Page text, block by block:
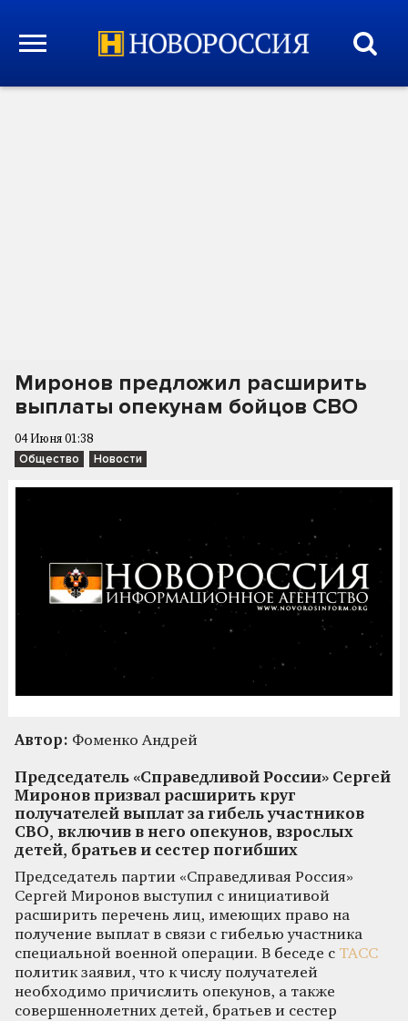
Миронов предложил расширить
выплаты опекунам бойцов СВО
04 Июня 01:38
Общество Новости
Автор: Фоменко Андрей
Председатель «Справедливой России» Сергей
Миронов призвал расширить круг
получателей выплат за гибель участников
СВО, включив в него опекунов, взрослых
детей, братьев и сестер погибших
Председатель партии «Справедливая Россия»
Сергей Миронов выступил с инициативой
расширить перечень лиц, имеющих право на
получение выплат в связи с гибелью участника
специальной военной операции. В беседе с ТАСС
политик заявил, что к числу получателей
необходимо причислить опекунов, а также
совершеннолетних детей, братьев и сестер